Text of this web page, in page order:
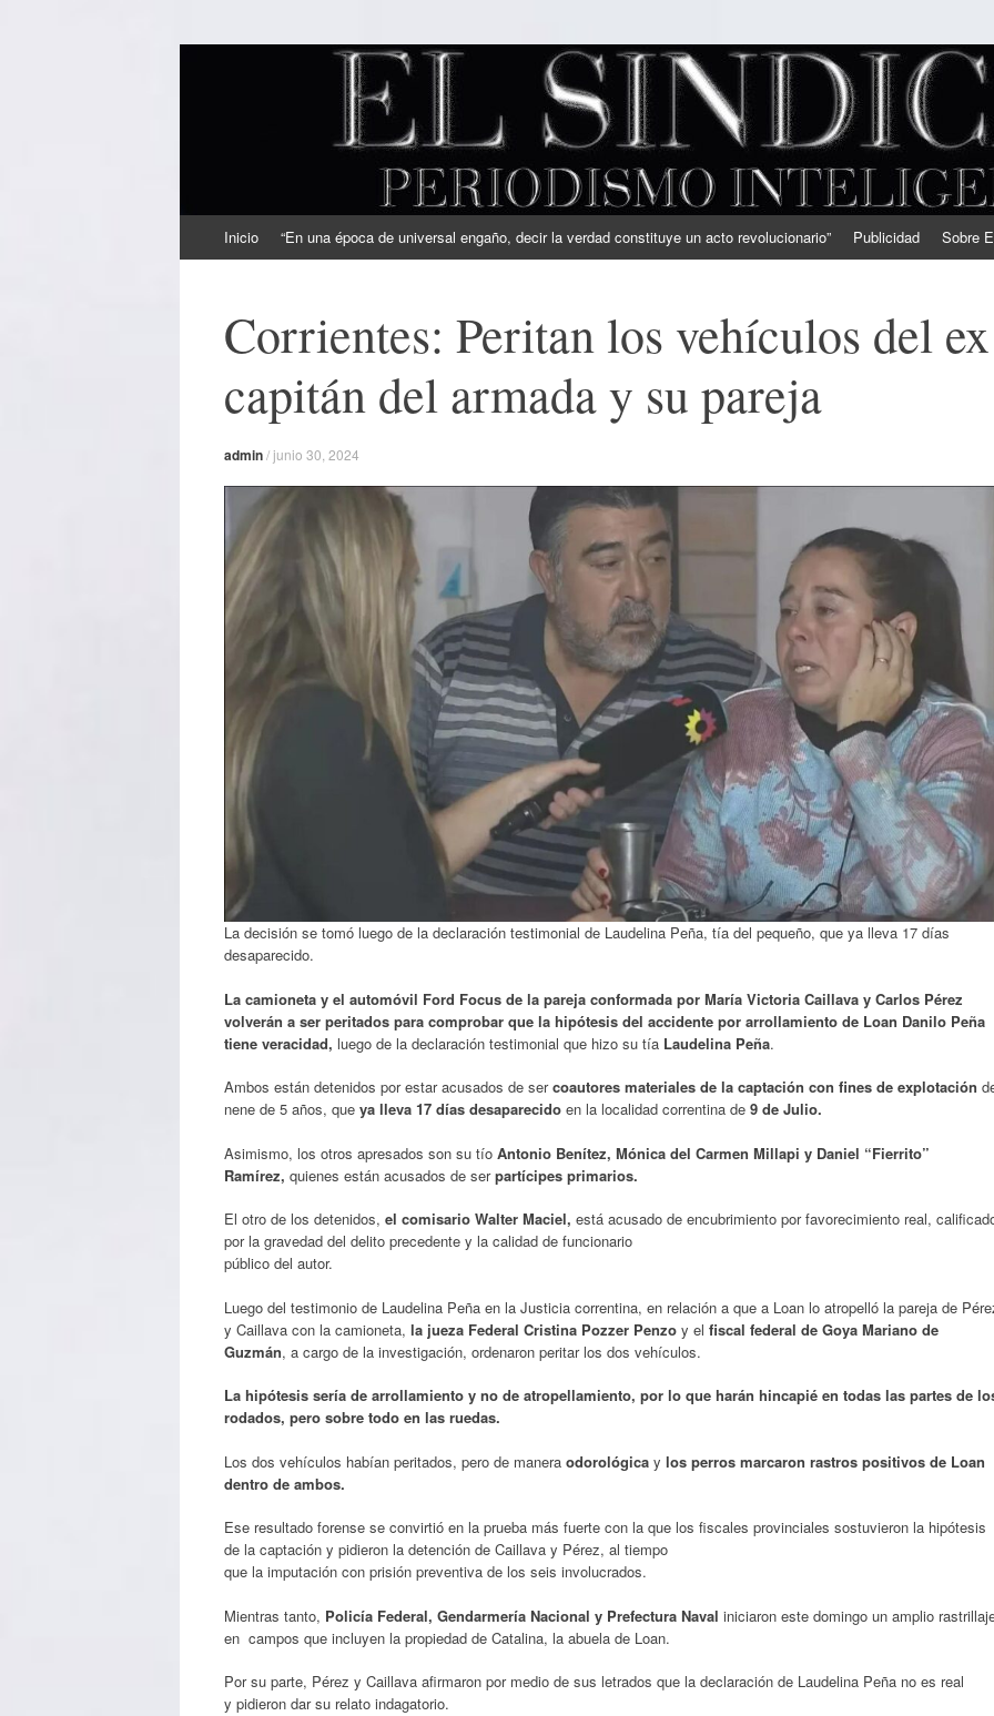
EL SINDICAL
Periodismo Inteligente
al
Inicio “En una época de universal engaño, decir la verdad constituye un acto revolucionario” Publicidad Sobre
Corrientes: Peritan los vehículos del ex
capitán del armada y su pareja
admin/junio 30, 2024
La decisión se tomó luego de la declaración testimonial de Laudelina Peña, tía del pequeño, que ya lleva 17 días
desaparecido.
La camioneta y el automóvil Ford Focus de la pareja conformada por María Victoria Caillava y Carlos Pérez
volverán a ser peritados para comprobar que la hipótesis del accidente por arrollamiento de Loan Danilo Peña
tiene veracidad, luego de la declaración testimonial que hizo su tía Laudelina Peña.
Ambos están detenidos por estar acusados de sercoautores materiales de la captación con fines de explotación
nene de 5 años, que ya lleva 17 días desaparecido en la localidad correntina de 9 de Julio.
Asimismo, los otros apresados son su tío Antonio Benítez, Mónica del Carmen Millapi y Daniel “Fierrito”
Ramírez, quienes están acusados de serpartícipes primarios.
El otro de los detenidos, el comisario Walter Maciel, está acusado de encubrimiento por favorecimiento real,
por la gravedad del delito precedente y la calidad de funcionario
público del autor.
Luego del testimonio de Laudelina Peña en la Justicia correntina, en relación a que a Loan lo atropelló la pareja de
y Caillava con la camioneta, la jueza Federal Cristina Pozzer Penzo y el fiscal federal de Goya Mariano de
Guzmán, a cargo de la investigación, ordenaron peritar los dos vehículos.
La hipótesis sería de arrollamiento y no de atropellamiento, por lo que harán hincapié en todas las partes de
rodados, pero sobre todo en las ruedas.
Los dos vehículos habían peritados, pero de manera odorológica y los perros marcaron rastros positivos de Loan
dentro de ambos.
Ese resultado forense se convirtió en la prueba más fuerte con la que los fiscales provinciales sostuvieron la hipótesis
de la captación y pidieron la detención de Caillava y Pérez, al tiempo
que la imputación con prisión preventiva de los seis involucrados.
Mientras tanto, Policía Federal, Gendarmería Nacional y Prefectura Naval iniciaron este domingo un amplio
en campos que incluyen la propiedad de Catalina, la abuela de Loan.
Por su parte, Pérez y Caillava afirmaron por medio de sus letrados que la declaración de Laudelina Peña no es real
y pidieron dar su relato indagatorio.